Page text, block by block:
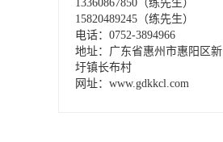
13360867850（练先生）
15820489245（练先生）
电话：0752-3894966
地址：广东省惠州市惠阳区新
圩镇长布村
网址：www.gdkkcl.com